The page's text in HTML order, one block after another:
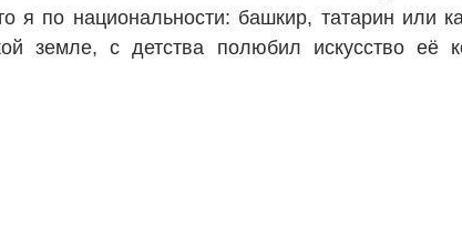
я по национальности: башкир, татарин или
земле, с детства полюбил искусство её